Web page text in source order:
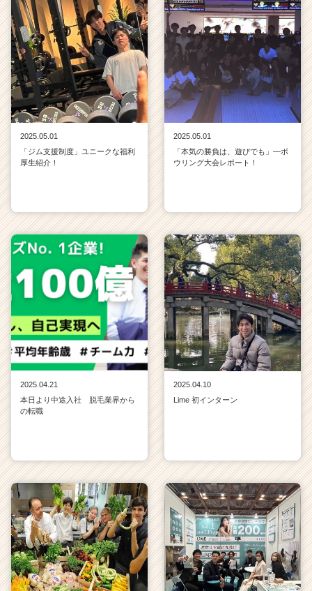
2025.05.01
「ジム支援制度」ユニークな福利
厚生紹介！
2025.05.01
「本気の勝負は、遊びでも」—ボ
ウリング大会レポート！
2025.04.21
本日より中途入社 脱毛業界から
の転職
2025.04.10
Lime 初インターン